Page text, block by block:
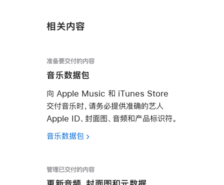
相关内容
准备要交付的内容
音乐数据包
向 Apple Music 和 iTunes Store
交付音乐时，请务必提供准确的艺人
Apple ID、封面图、音频和产品标识符。
音乐数据包
管理已交付的内容